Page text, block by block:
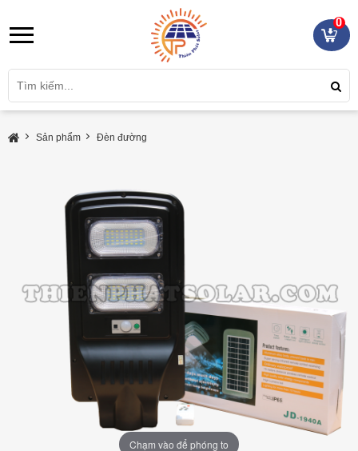
0
Sản phẩm Đèn đường
Chạm vào để phóng to
Chạm vào để phóng to